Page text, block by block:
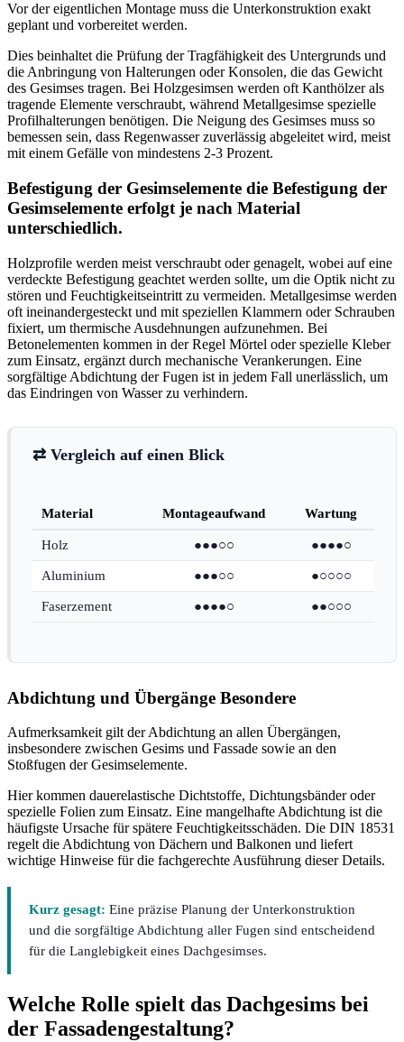
Vor der eigentlichen Montage muss die Unterkonstruktion exakt
geplant und vorbereitet werden.
Dies beinhaltet die Prüfung der Tragfähigkeit des Untergrunds und
die Anbringung von Halterungen oder Konsolen, die das Gewicht
des Gesimses tragen. Bei Holzgesimsen werden oft Kanthölzer als
tragende Elemente verschraubt, während Metallgesimse spezielle
Profilhalterungen benötigen. Die Neigung des Gesimses muss so
bemessen sein, dass Regenwasser zuverlässig abgeleitet wird, meist
mit einem Gefälle von mindestens 2-3 Prozent.
Befestigung der Gesimselemente die Befestigung der
Gesimselemente erfolgt je nach Material
unterschiedlich.
Holzprofile werden meist verschraubt oder genagelt, wobei auf eine
verdeckte Befestigung geachtet werden sollte, um die Optik nicht zu
stören und Feuchtigkeitseintritt zu vermeiden. Metallgesimse werden
oft ineinandergesteckt und mit speziellen Klammern oder Schrauben
fixiert, um thermische Ausdehnungen aufzunehmen. Bei
Betonelementen kommen in der Regel Mörtel oder spezielle Kleber
zum Einsatz, ergänzt durch mechanische Verankerungen. Eine
sorgfältige Abdichtung der Fugen ist in jedem Fall unerlässlich, um
das Eindringen von Wasser zu verhindern.
⇄ Vergleich auf einen Blick
Material Montageaufwand Wartung
Holz ●●●○○ ●●●●○
Aluminium ●●●○○ ●○○○○
Faserzement ●●●●○ ●●○○○
Abdichtung und Übergänge Besondere
Aufmerksamkeit gilt der Abdichtung an allen Übergängen,
insbesondere zwischen Gesims und Fassade sowie an den
Stoßfugen der Gesimselemente.
Hier kommen dauerelastische Dichtstoffe, Dichtungsbänder oder
spezielle Folien zum Einsatz. Eine mangelhafte Abdichtung ist die
häufigste Ursache für spätere Feuchtigkeitsschäden. Die DIN 18531
regelt die Abdichtung von Dächern und Balkonen und liefert
wichtige Hinweise für die fachgerechte Ausführung dieser Details.
Kurz gesagt: Eine präzise Planung der Unterkonstruktion
und die sorgfältige Abdichtung aller Fugen sind entscheidend
für die Langlebigkeit eines Dachgesimses.
Welche Rolle spielt das Dachgesims bei
der Fassadengestaltung?